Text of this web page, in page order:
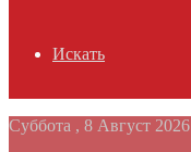
Искать
Суббота , 8 Август 2026